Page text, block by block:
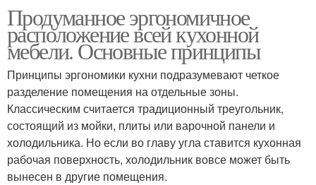
Продуманное эргономичное
расположение всей кухонной
мебели. Основные принципы
Принципы эргономики кухни подразумевают четкое
разделение помещения на отдельные зоны.
Классическим считается традиционный треугольник,
состоящий из мойки, плиты или варочной панели и
холодильника. Но если во главу угла ставится кухонная
рабочая поверхность, холодильник вовсе может быть
вынесен в другие помещения.